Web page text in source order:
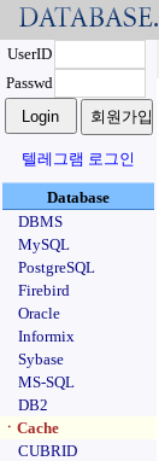
UserID
Passwd
텔레그램 로그인
Database
DBMS
MySQL
PostgreSQL
Firebird
Oracle
Informix
Sybase
MS-SQL
DB2
ㆍCache
CUBRID